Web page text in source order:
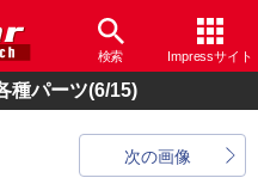
検索 Impressサイト
種パーツ(6/15)
次の画像